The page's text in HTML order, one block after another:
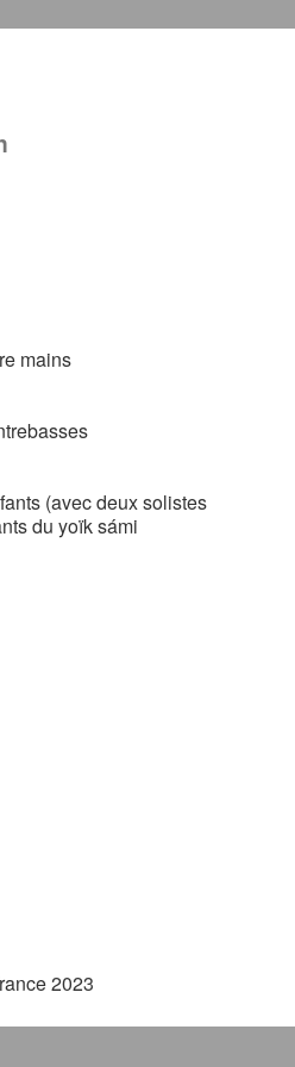
mains
(avec deux solistes
du yoïk sámi
2023